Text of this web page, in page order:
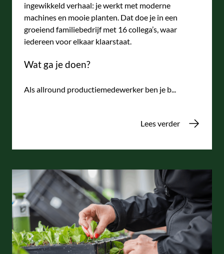
ingewikkeld verhaal: je werkt met moderne
machines en mooie planten. Dat doe je in een
groeiend familiebedrijf met 16 collega’s, waar
iedereen voor elkaar klaarstaat.
Wat ga je doen?
Als allround productiemedewerker ben je b...
Lees verder